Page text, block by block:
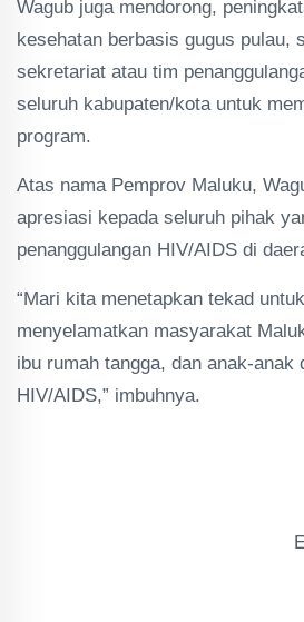
Wagub juga mendorong,
kesehatan berbasis gugus pulau,
sekretariat atau tim
seluruh kabupaten/kota untuk
program.
Atas nama Pemprov Maluku,
apresiasi kepada seluruh pihak
penanggulangan HIV/AIDS di
“Mari kita menetapkan tekad
menyelamatkan masyarakat
ibu rumah tangga, dan anak-anak
HIV/AIDS,” imbuhnya.